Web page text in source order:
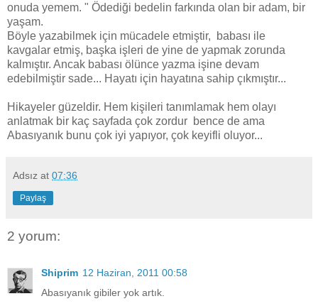
onuda yemem. " Ödediği bedelin farkında olan bir adam, bir
yaşam.
Böyle yazabilmek için mücadele etmiştir, babası ile
kavgalar etmiş, başka işleri de yine de yapmak zorunda
kalmıştır. Ancak babası ölünce yazma işine devam
edebilmiştir sade... Hayatı için hayatına sahip çıkmıştır...
Hikayeler güzeldir. Hem kişileri tanımlamak hem olayı
anlatmak bir kaç sayfada çok zordur bence de ama
Abasıyanık bunu çok iyi yapıyor, çok keyifli oluyor...
Adsız at 07:36
Paylaş
2 yorum:
Shiprim 12 Haziran, 2011 00:58
Abasıyanık gibiler yok artık.